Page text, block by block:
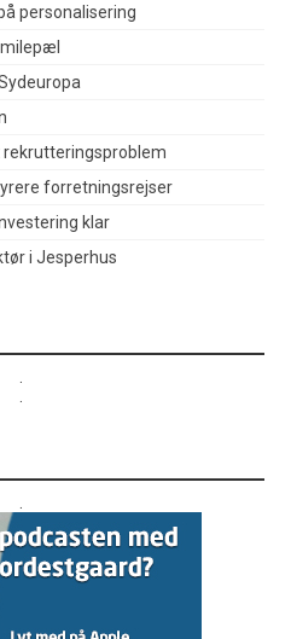
personalisering
rekrutteringsproblem
forretningsrejser
klar
i Jesperhus